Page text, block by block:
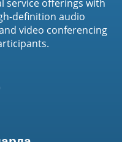
service offerings with
definition audio
video conferencing
t('common.phone_icon')